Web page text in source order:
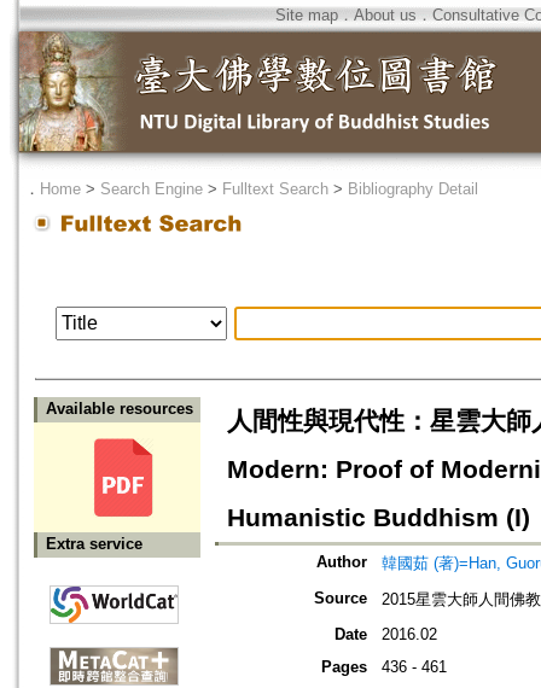
Site map．About us ． Consultative
． Home > Search Engine > Fulltext Search > Bibliography Detail
Available resources
Extra service
人間性與現代性：星雲大
Modern: Proof of
Humanistic Buddhism (I)
Author
韓國茹 (著)=Han,
Source
2015星雲大師人間佛
Date
2016.02
Pages
436 - 461